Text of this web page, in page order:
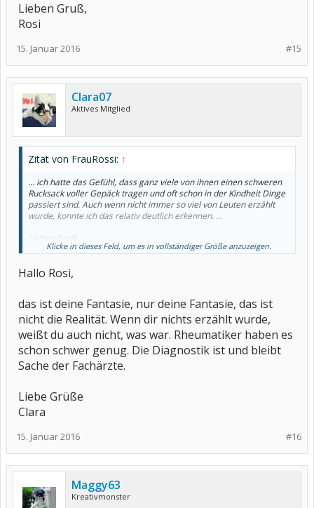
Lieben Gruß,
Rosi
#15
15. Januar 2016
Clara07
Aktives Mitglied
Zitat von FrauRossi: ↑
... ich hatte das Gefühl, dass ganz viele von ihnen einen schweren
Rucksack voller Gepäck tragen und oft schon in der Kindheit Dinge
passiert sind. Auch wenn nicht immer so viel von Leuten erzählt
wurde, konnte ich das relativ deutlich erkennen. ...
Lieben Gruß,
Klicke in dieses Feld, um es in vollständiger Größe anzuzeigen.
Hallo Rosi,
das ist deine Fantasie, nur deine Fantasie, das ist
nicht die Realität. Wenn dir nichts erzählt wurde,
weißt du auch nicht, was war. Rheumatiker haben es
schon schwer genug. Die Diagnostik ist und bleibt
Sache der Fachärzte.
Liebe Grüße
Clara
#16
15. Januar 2016
Maggy63
Kreativmonster